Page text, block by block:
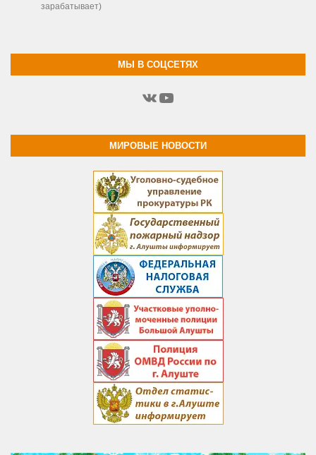
зарабатывает)
МЫ В СОЦСЕТЯХ
ВКонтакте
YouTube
МИРОВЫЕ НОВОСТИ